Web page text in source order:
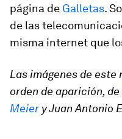
página de Galletas.
de las
misma internet que
Las imágenes de
orden de aparición, de
Meiery Juan Antonio